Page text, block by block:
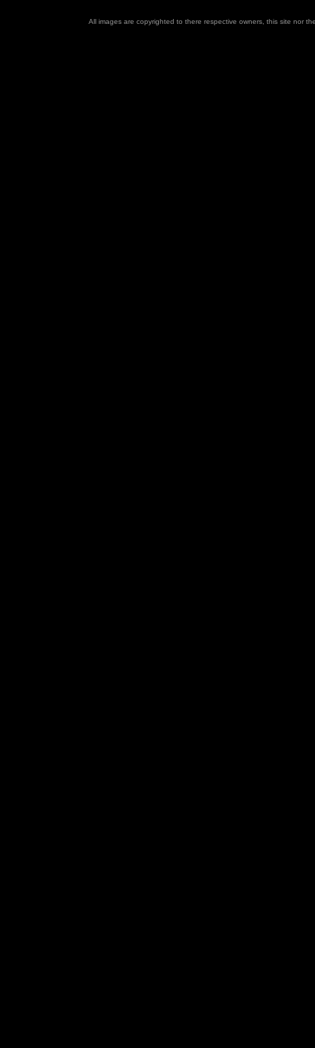
All images are copyrighted to there respective owners, this site nor